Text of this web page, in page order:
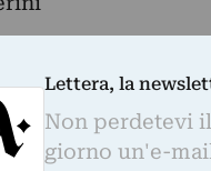
Lettera, la
Non perdetevi
giorno un'e-